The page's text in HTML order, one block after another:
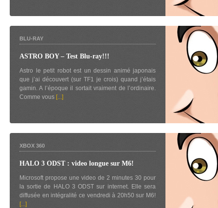
BLU-RAY
ASTRO BOY – Test Blu-ray!!!
Astro le petit robot est un dessin animé japonais
que j’ai découvert (sur TF1 je crois) quand j’étais
gamin. A l’époque il sortait vraiment de l’ordinaire.
Comme vous [...]
XBOX 360
HALO 3 ODST : video longue sur M6!
Microsoft propose une video de 2 minutes 30 pour
la sortie de HALO 3 ODST sur internet. Elle sera
diffusée en intégralité ce vendredi à 20h50 sur M6!
[...]